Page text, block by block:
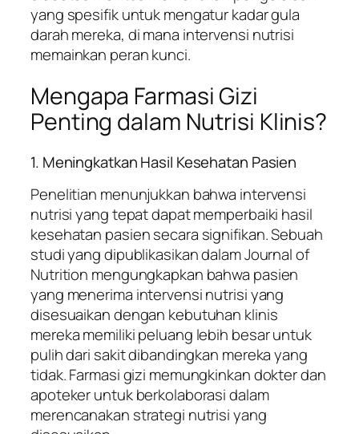
yang spesifik untuk mengatur kadar gula
darah mereka, di mana intervensi nutrisi
memainkan peran kunci.
Mengapa Farmasi Gizi
Penting dalam Nutrisi Klinis?
1. Meningkatkan Hasil Kesehatan Pasien
Penelitian menunjukkan bahwa intervensi
nutrisi yang tepat dapat memperbaiki hasil
kesehatan pasien secara signifikan. Sebuah
studi yang dipublikasikan dalam Journal of
Nutrition mengungkapkan bahwa pasien
yang menerima intervensi nutrisi yang
disesuaikan dengan kebutuhan klinis
mereka memiliki peluang lebih besar untuk
pulih dari sakit dibandingkan mereka yang
tidak. Farmasi gizi memungkinkan dokter dan
apoteker untuk berkolaborasi dalam
merencanakan strategi nutrisi yang